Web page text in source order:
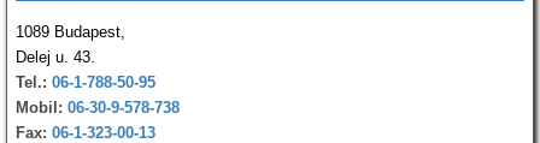
1089 Budapest,
Delej u. 43.
Tel.: 06-1-788-50-95
Mobil: 06-30-9-578-738
Fax: 06-1-323-00-13